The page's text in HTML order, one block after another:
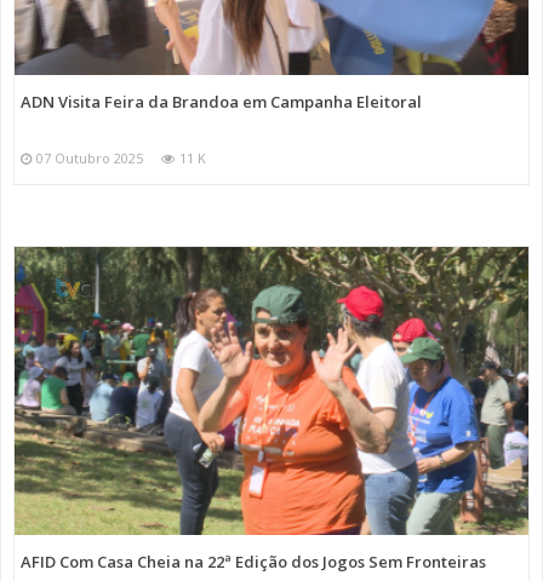
ADN Visita Feira da Brandoa em Campanha Eleitoral
07 Outubro 2025 11 K
AFID Com Casa Cheia na 22ª Edição dos Jogos Sem Fronteiras